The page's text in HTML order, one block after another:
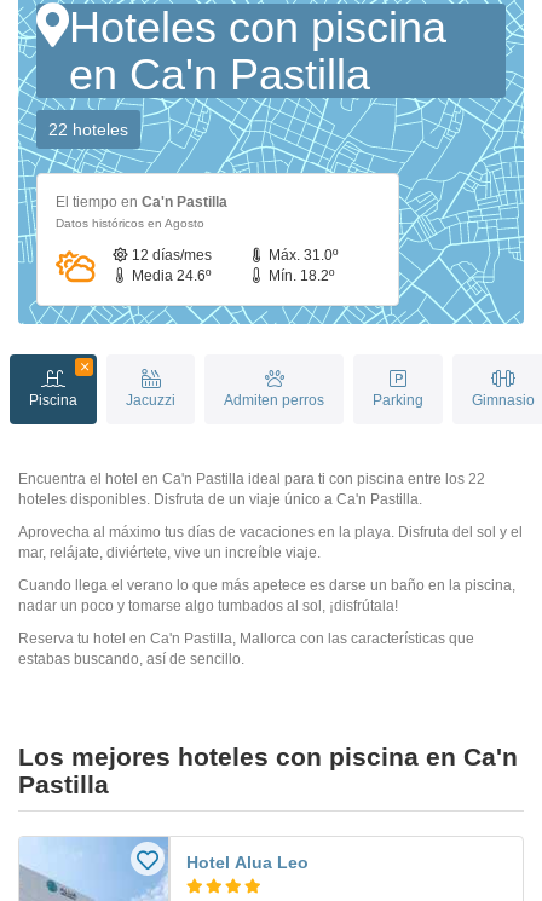
Hoteles con piscina
en Ca'n Pastilla
22 hoteles
El tiempo en Ca'n Pastilla
Datos históricos en Agosto
12 días/mes
Máx. 31.0º
Media 24.6º
Mín. 18.2º
Piscina Jacuzzi Admiten perros Parking Gimnasio
Encuentra el hotel en Ca'n Pastilla ideal para ti con piscina entre los 22
hoteles disponibles. Disfruta de un viaje único a Ca'n Pastilla.
Aprovecha al máximo tus días de vacaciones en la playa. Disfruta del sol y el
mar, relájate, diviértete, vive un increíble viaje.
Cuando llega el verano lo que más apetece es darse un baño en la piscina,
nadar un poco y tomarse algo tumbados al sol, ¡disfrútala!
Reserva tu hotel en Ca'n Pastilla, Mallorca con las características que
estabas buscando, así de sencillo.
Los mejores hoteles con piscina en Ca'n
Pastilla
Hotel Alua Leo